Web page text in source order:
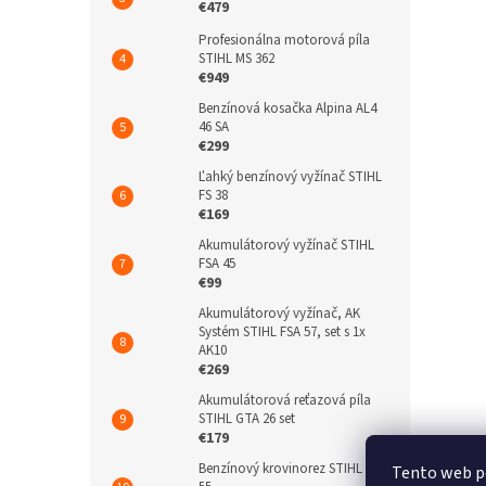
Tento web
€479
Profesionálna motorová píla
STIHL MS 362
€949
Benzínová kosačka Alpina AL4
46 SA
€299
Ľahký benzínový vyžínač STIHL
FS 38
€169
Akumulátorový vyžínač STIHL
FSA 45
€99
Akumulátorový vyžínač, AK
Systém STIHL FSA 57, set s 1x
AK10
€269
Akumulátorová reťazová píla
STIHL GTA 26 set
€179
Benzínový krovinorez STIHL FS